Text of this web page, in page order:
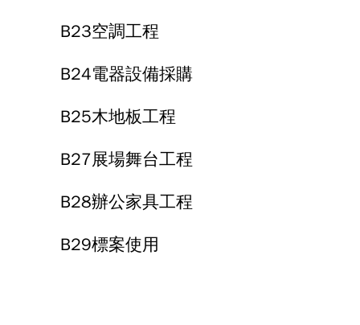
B23空調工程
B24電器設備採購
B25木地板工程
B27展場舞台工程
B28辦公家具工程
B29標案使用